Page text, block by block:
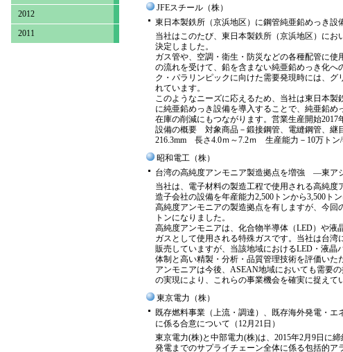
2012
2011
JFEスチール（株）
東日本製鉄所（京浜地区）に鋼管純亜鉛めっき設
当社はこのたび、東日本製鉄所（京浜地区）に
決定しました。
ガス管や、空調・衛生・防災などの各種配管に
の流れを受けて、鉛を含まない純亜鉛めっき化へ
ク・パラリンピックに向けた需要発現時には、
れています。
このようなニーズに応えるため、当社は東日本
に純亜鉛めっき設備を導入することで、純亜鉛
在庫の削減にもつながります。営業生産開始2017
設備の概要 対象商品－鍛接鋼管、電縫鋼管、継
216.3mm 長さ4.0ｍ～7.2ｍ 生産能力－10万トン
昭和電工（株）
台湾の高純度アンモニア製造拠点を増強 ―東ア
当社は、電子材料の製造工程で使用される高純
造子会社の設備を年産能力2,500トンから3,500ト
高純度アンモニアの製造拠点を有しますが、今回
トンになりました。
高純度アンモニアは、化合物半導体（LED）や液
ガスとして使用される特殊ガスです。当社は台湾
販売していますが、当該地域におけるLED・液
体制と高い精製・分析・品質管理技術を評価い
アンモニアは今後、ASEAN地域においても需要
の実現により、これらの事業機会を確実に捉えて
東京電力（株）
既存燃料事業（上流・調達）、既存海外発電・
に係る合意について（12月21日）
東京電力(株)と中部電力(株)は、2015年2月9日に
発電までのサプライチェーン全体に係る包括的